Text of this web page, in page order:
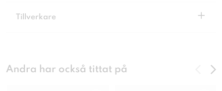
Tillverkare +
Andra har också tittat på